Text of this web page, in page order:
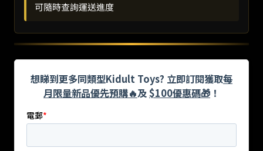
可隨時查詢運送進度